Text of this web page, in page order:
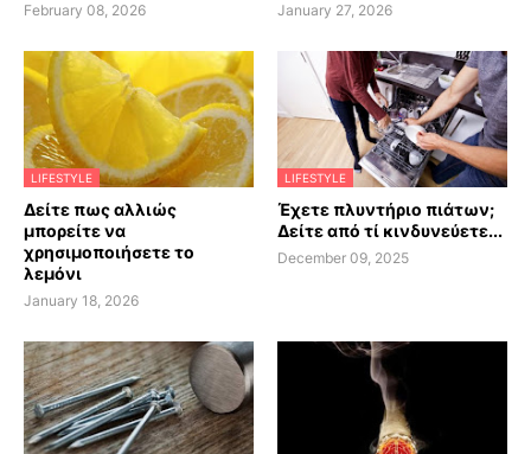
February 08, 2026 January 27, 2026
LIFESTYLE
Δείτε πως αλλιώς
μπορείτε να
χρησιμοποιήσετε το
λεμόνι
January 18, 2026
LIFESTYLE
Έχετε πλυντήριο πιάτων;
Δείτε από τί κινδυνεύετε...
December 09, 2025